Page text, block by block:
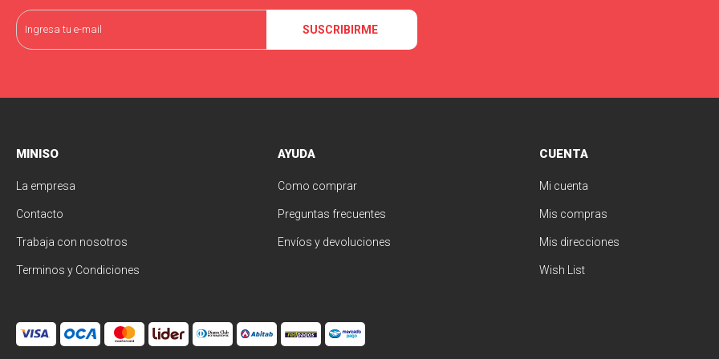
SUSCRIBIRME
MINISO
La empresa
Contacto
Trabaja con nosotros
Terminos y Condiciones
AYUDA
Como comprar
Preguntas frecuentes
Envíos y devoluciones
CUENTA
Mi cuenta
Mis compras
Mis direcciones
Wish List